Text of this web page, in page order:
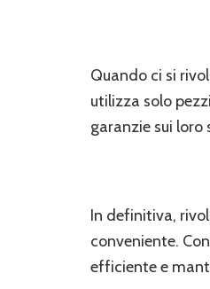
Quando ci si
utilizza solo
garanzie sui
In definitiva,
conveniente.
efficiente e